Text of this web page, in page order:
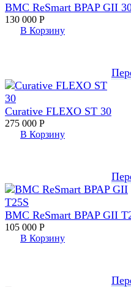
BMC ReSmart BPAP GII
130 000 Р
В Корзину
Curative FLEXO ST 30
275 000 Р
В Корзину
BMC ReSmart BPAP GII
105 000 Р
В Корзину